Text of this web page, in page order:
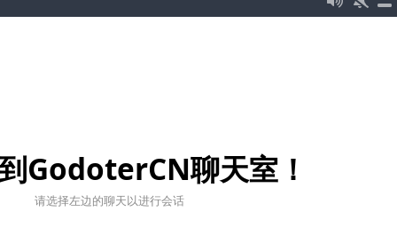
GodoterCN聊天室！
请选择左边的聊天以进行会话